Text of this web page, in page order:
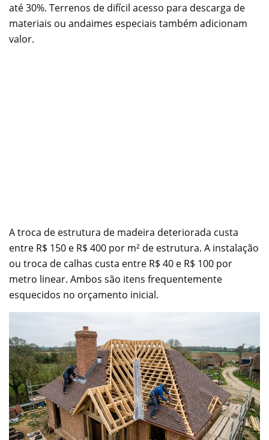
até 30%. Terrenos de difícil acesso para descarga de
materiais ou andaimes especiais também adicionam
valor.
A troca de estrutura de madeira deteriorada custa
entre R$ 150 e R$ 400 por m² de estrutura. A instalação
ou troca de calhas custa entre R$ 40 e R$ 100 por
metro linear. Ambos são itens frequentemente
esquecidos no orçamento inicial.